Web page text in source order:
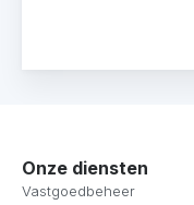
Onze diensten
Vastgoedbeheer